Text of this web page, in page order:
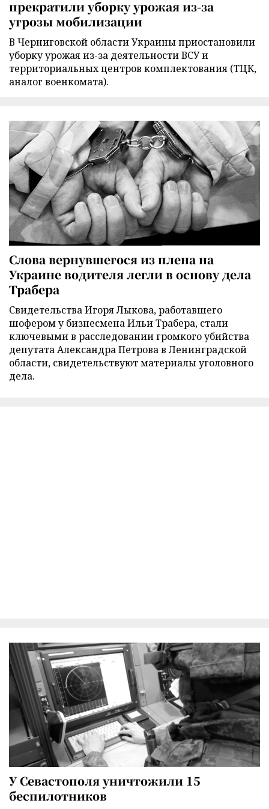
прекратили уборку урожая из-за
угрозы мобилизации
В Черниговской области Украины приостановили
уборку урожая из-за деятельности ВСУ и
территориальных центров комплектования (ТЦК,
аналог военкомата).
Слова вернувшегося из плена на
Украине водителя легли в основу дела
Трабера
Свидетельства Игоря Лыкова, работавшего
шофером у бизнесмена Ильи Трабера, стали
ключевыми в расследовании громкого убийства
депутата Александра Петрова в Ленинградской
области, свидетельствуют материалы уголовного
дела.
У Севастополя уничтожили 15
беспилотников